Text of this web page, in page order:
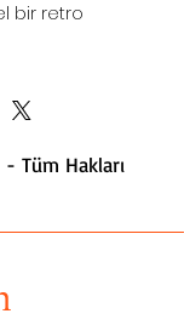
bir retro
- Tüm Hakları